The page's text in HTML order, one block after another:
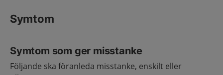
Symtom
Symtom som ger misstanke
Följande ska föranleda misstanke, enskilt eller